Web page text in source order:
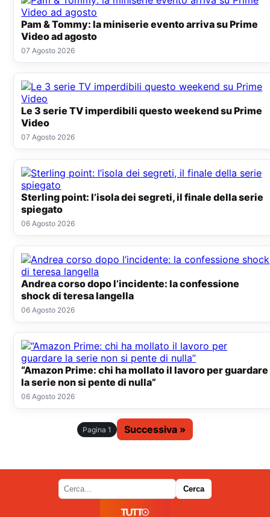
Pam & Tommy: la miniserie evento arriva su Prime
Video ad agosto
07 Agosto 2026
Le 3 serie TV imperdibili questo weekend su Prime
Video
07 Agosto 2026
Sterling point: l’isola dei segreti, il finale della serie
spiegato
06 Agosto 2026
Andrea corso dopo l’incidente: la confessione
shock di teresa langella
06 Agosto 2026
“Amazon Prime: chi ha mollato il lavoro per guardare
la serie non si pente di nulla”
06 Agosto 2026
Pagina 1 Successiva »